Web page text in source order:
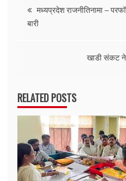
Post
navigation
मध्यप्रदेश राजनीतिनामा –
बारी
खाडी संकट
RELATED POSTS